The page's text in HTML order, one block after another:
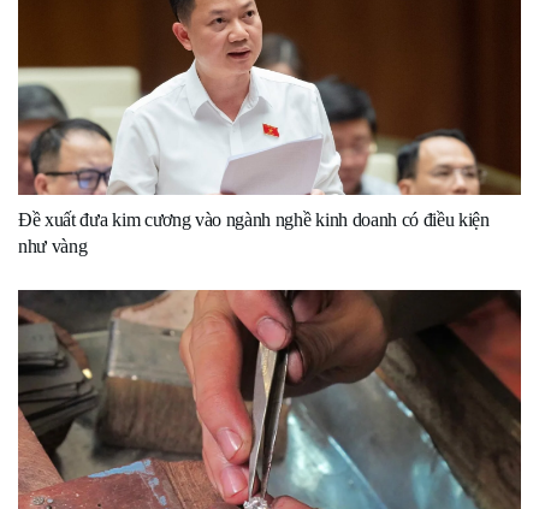
Đề xuất đưa kim cương vào ngành nghề kinh doanh có điều kiện
như vàng